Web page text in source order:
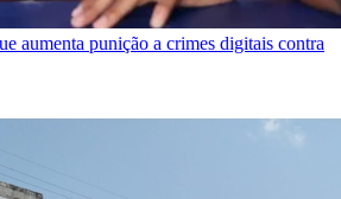
aumenta punição a crimes digitais contra